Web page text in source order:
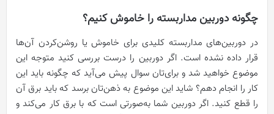
چگونه دوربین مداربسته را خاموش کنیم؟
در دوربین‌های مداربسته کلیدی برای خاموش یا روشن‌کردن آن‌ها
قرار داده نشده است. اگر دوربین را درست بررسی کنید متوجه این
موضوع خواهید شد و برای‌تان سوال پیش می‌آید که چگونه باید این
کار را انجام دهم؟ شاید این موضوع به ذهن‌تان برسد که باید برق آن
را قطع کنید. اگر دوربین شما به‌صورتی است که با برق کار می‌کند و